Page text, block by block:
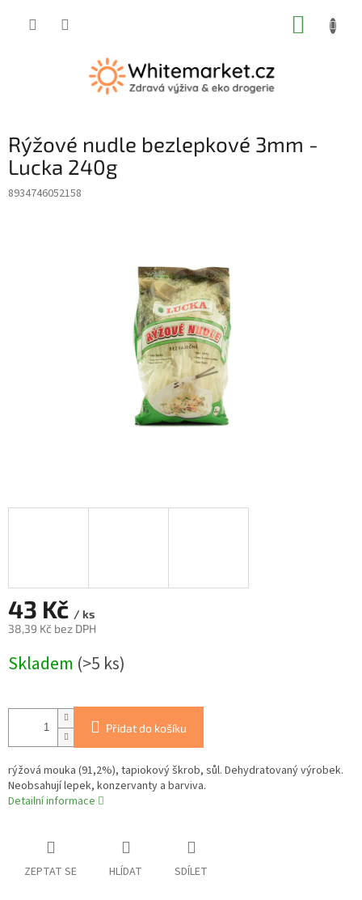
Rýžové nudle bezlepkové 3mm -
Lucka 240g
8934746052158
43 Kč / ks
38,39 Kč bez DPH
cena:
Skladem (>5 ks)
Přidat do košíku
rýžová mouka (91,2%), tapiokový škrob, sůl. Dehydratovaný výrobek.
Neobsahují lepek, konzervanty a barviva.
Detailní informace
ZEPTAT SE HLÍDAT SDÍLET